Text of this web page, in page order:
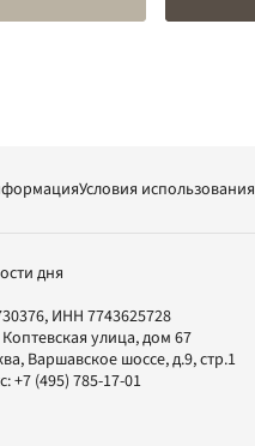
Условия использования
дня
ИНН 7743625728
улица, дом 67
, Варшавское шоссе, д.9, стр.1
+7 (495) 785-17-01